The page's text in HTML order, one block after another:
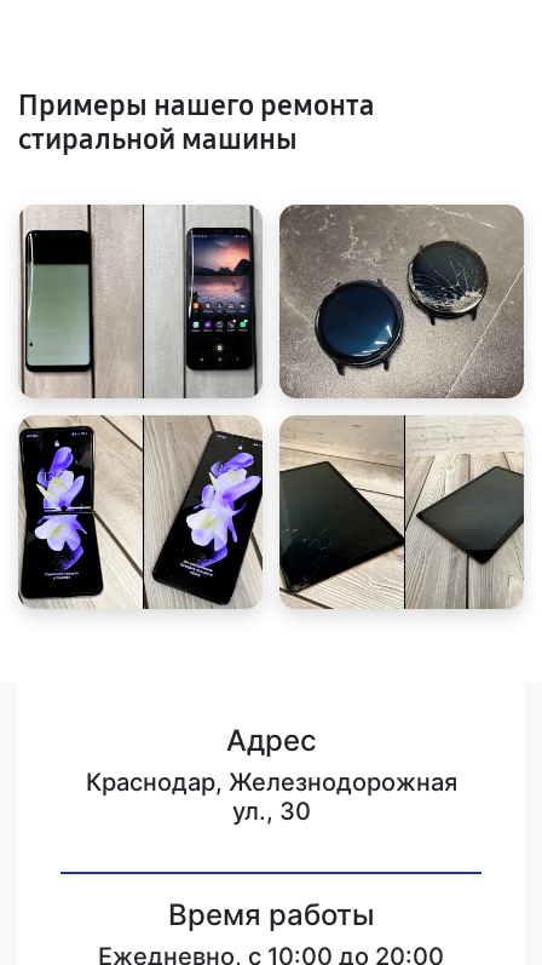
Примеры нашего ремонта
стиральной машины
Адрес
Краснодар, Железнодорожная
ул., 30
Время работы
Ежедневно, с 10:00 до 20:00